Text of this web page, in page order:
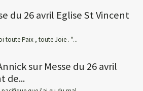
du 26 avril Eglise St Vincent
toute Paix , toute Joie . "...
surMesse du 26 avril
de...